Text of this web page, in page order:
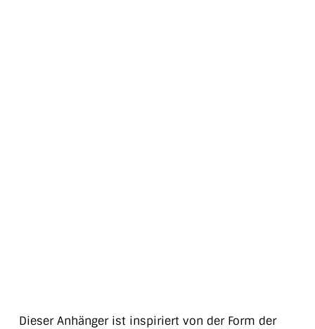
Dieser Anhänger ist inspiriert von der Form der